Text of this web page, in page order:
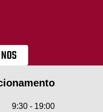
9:30 - 19:00